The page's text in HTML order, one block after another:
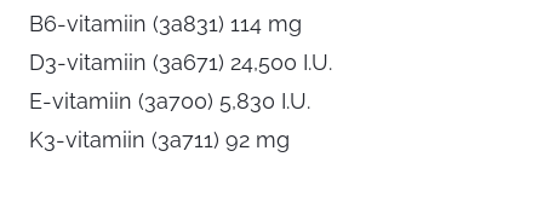
B6-vitamiin (3a831) 114 mg
D3-vitamiin (3a671) 24,500 I.U.
E-vitamiin (3a700) 5,830 I.U.
K3-vitamiin (3a711) 92 mg